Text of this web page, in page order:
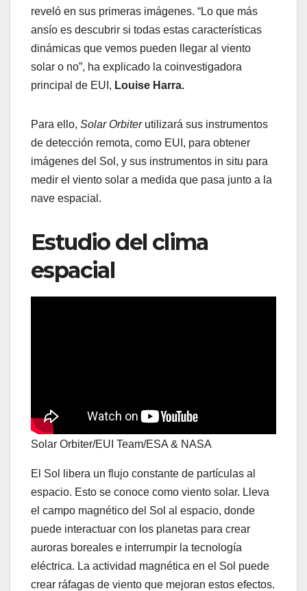
reveló en sus primeras imágenes. “Lo que más
ansío es descubrir si todas estas características
dinámicas que vemos pueden llegar al viento
solar o no”, ha explicado la coinvestigadora
principal de EUI, Louise Harra.
Para ello, Solar Orbiterutilizará sus instrumentos
de detección remota, como EUI, para obtener
imágenes del Sol, y sus instrumentos in situ para
medir el viento solar a medida que pasa junto a la
nave espacial.
Estudio del clima
espacial
Solar Orbiter/EUI Team/ESA & NASA
El Sol libera un flujo constante de partículas al
espacio. Esto se conoce como viento solar. Lleva
el campo magnético del Sol al espacio, donde
puede interactuar con los planetas para crear
auroras boreales e interrumpir la tecnología
eléctrica. La actividad magnética en el Sol puede
crear ráfagas de viento que mejoran estos efectos.